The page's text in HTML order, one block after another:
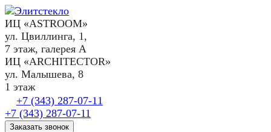
ИЦ «ASTROOM»
ул. Цвиллинга, 1,
7 этаж, галерея А
ИЦ «ARCHITECTOR»
ул. Малышева, 8
1 этаж
+7 (343) 287-07-11
+7 (343) 287-07-11
Заказать звонок